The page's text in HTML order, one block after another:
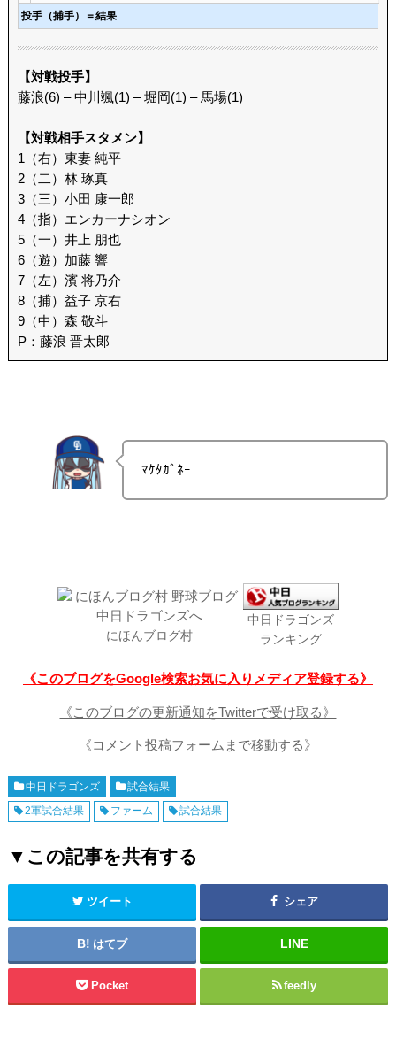
投手（捕手）＝結果
【対戦投手】
藤浪(6) – 中川颯(1) – 堀岡(1) – 馬場(1)
【対戦相手スタメン】
1（右）東妻 純平
2（二）林 琢真
3（三）小田 康一郎
4（指）エンカーナシオン
5（一）井上 朋也
6（遊）加藤 響
7（左）濱 将乃介
8（捕）益子 京右
9（中）森 敬斗
P：藤浪 晋太郎
ﾏｹﾀｶﾞﾈｰ
にほんブログ村
中日ドラゴンズ
ランキング
《このブログをGoogle検索お気に入りメディア登録する》
《このブログの更新通知をTwitterで受け取る》
《コメント投稿フォームまで移動する》
中日ドラゴンズ
試合結果
2軍試合結果
ファーム 試合結果
▼この記事を共有する
ツイート シェア
はてブ
Pocket feedly